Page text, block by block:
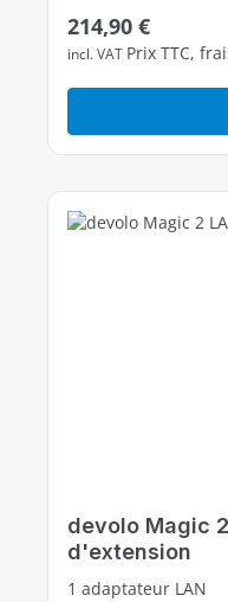
2 ports Ethernet
Prix régulier :
214,90 €
incl. VAT Prix TTC,
devolo Magic
d'extension
1 adaptateur LAN